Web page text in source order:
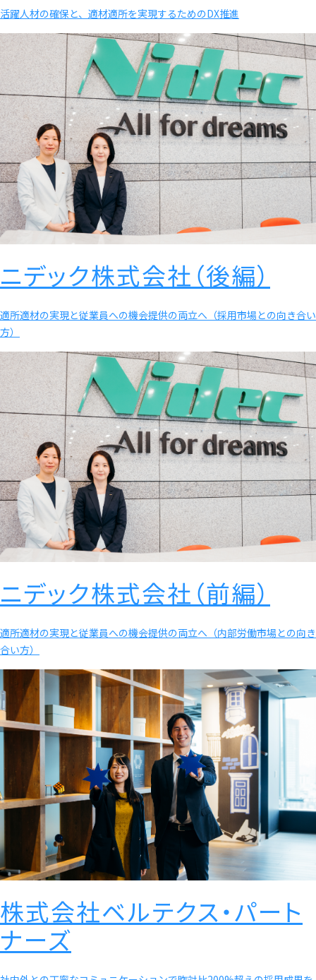
活躍人材の確保と、適材適所を実現するためのDX推進
ニデック株式会社（後編）
適所適材の実現と従業員への機会提供の両立へ（採用市場との向き合い
方）
ニデック株式会社（前編）
適所適材の実現と従業員への機会提供の両立へ（内部労働市場との向き
合い方）
株式会社ベルテクス・パート
ナーズ